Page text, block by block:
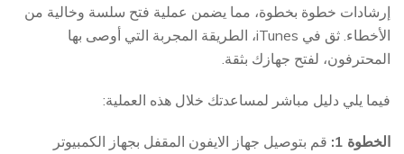
إرشادات خطوة بخطوة، مما يضمن عملية فتح سلسة وخالية من
الأخطاء. ثق في iTunes، الطريقة المجربة التي أوصى بها
المحترفون، لفتح جهازك بثقة.
فيما يلي دليل مباشر لمساعدتك خلال هذه العملية:
الخطوة 1:
قم بتوصيل جهاز الايفون المقفل بجهاز الكمبيوتر